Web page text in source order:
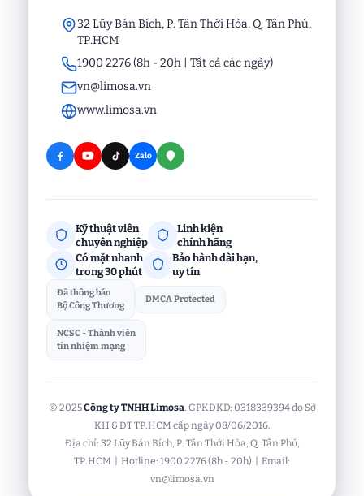
32 Lũy Bán Bích, P. Tân Thới Hòa, Q. Tân Phú,
TP.HCM
1900 2276 (8h - 20h | Tất cả các ngày)
vn@limosa.vn
www.limosa.vn
Zalo
Kỹ thuật viên
chuyên nghiệp
Linh kiện
chính hãng
Có mặt nhanh
trong 30 phút
Bảo hành dài hạn,
uy tín
Đã thông báo
Bộ Công Thương
DMCA Protected
NCSC - Thành viên
tín nhiệm mạng
© 2025Công ty TNHH Limosa. GPKDKD: 0318339394 do Sở
KH & ĐT TP.HCM cấp ngày 08/06/2016.
Địa chỉ: 32 Lũy Bán Bích, P. Tân Thới Hòa, Q. Tân Phú,
TP.HCM | Hotline: 1900 2276 (8h - 20h) | Email:
vn@limosa.vn